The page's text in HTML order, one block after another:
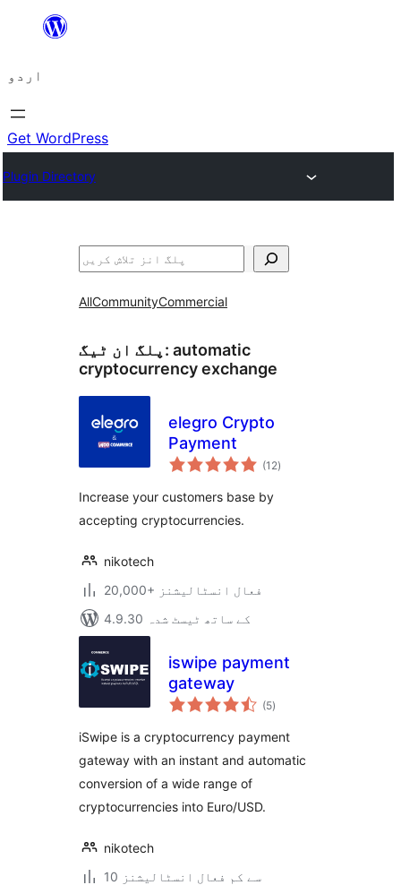
چھوڑیں
پر
جائیں
اردو
Get WordPress
Plugin Directory
تلاش
AllCommunityCommercial
پلگ ان ٹیگ: automatic
cryptocurrency exchange
elegro Crypto
Payment
(12مجموعی
درجہ
)
Increase your customers base by
accepting cryptocurrencies.
nikotech
20,000+ فعال انسٹالیشنز
4.9.30 کے ساتھ ٹیسٹ شدہ
iswipe payment
gateway
(5مجموعی
درجہ
)
iSwipe is a cryptocurrency payment
gateway with an instant and automatic
conversion of a wide range of
cryptocurrencies into Euro/USD.
nikotech
10 سے کم فعال انسٹالیشنز